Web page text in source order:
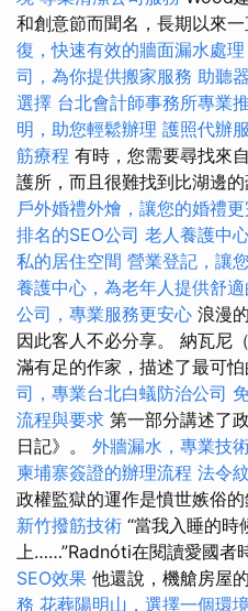
和創意節而聞名，長期以來一
復，快速有效的牆面漏水處理
司，為你提供搬家服務 助聽
選擇 台北會計師事務所專業
明，助您輕鬆辦理 護照代辦
筋療程 有時，您需要尋找來
護所，而且很難找到比湖邊的
戶外婚禮外燴，讓您的婚禮
排名的SEO公司 老人養護中
私的居住空間 營業登記，讓
養護中心，為老年人提供舒
公司，專業服務更安心 浪漫
因此客人不必分享。 納瓦尼
滿有足的作家，描述了最可怕
司，專業台北白蟻防治公司
流程與要求 第一部分講述了
日記》。 外牆漏水，專業技
柬埔寨簽證的辦理流程 法令
政權監獄的運作是憤世嫉俗的
新竹撥筋技術 “當我入睡的時
上……”Radnóti在閱讀愛國者
SEO效果 他還說，機艙房屋
務 花葬陽明山，選擇一個環